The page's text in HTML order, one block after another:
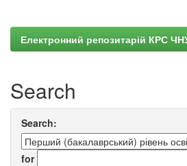
Електронний репозитарій КРС
Search
Search:
for